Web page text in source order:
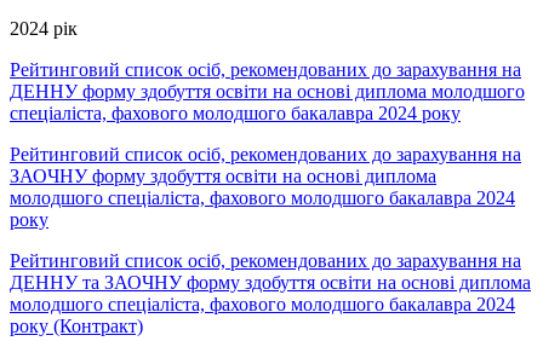
2024 рік
Рейтинговий список осіб, рекомендованих до зарахування на
ДЕННУ форму здобуття освіти на основі диплома молодшого
спеціаліста, фахового молодшого бакалавра 2024 року
Рейтинговий список осіб, рекомендованих до зарахування на
ЗАОЧНУ форму здобуття освіти на основі диплома
молодшого спеціаліста, фахового молодшого бакалавра 2024
року
Рейтинговий список осіб, рекомендованих до зарахування на
ДЕННУ та ЗАОЧНУ форму здобуття освіти на основі диплома
молодшого спеціаліста, фахового молодшого бакалавра 2024
року (Контракт)